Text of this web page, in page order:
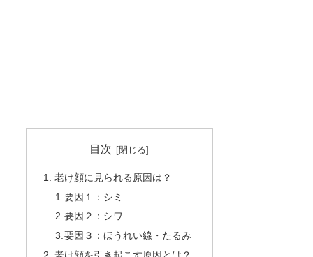
目次
老け顔に見られる原因は？
要因１：シミ
要因２：シワ
要因３：ほうれい線・たるみ